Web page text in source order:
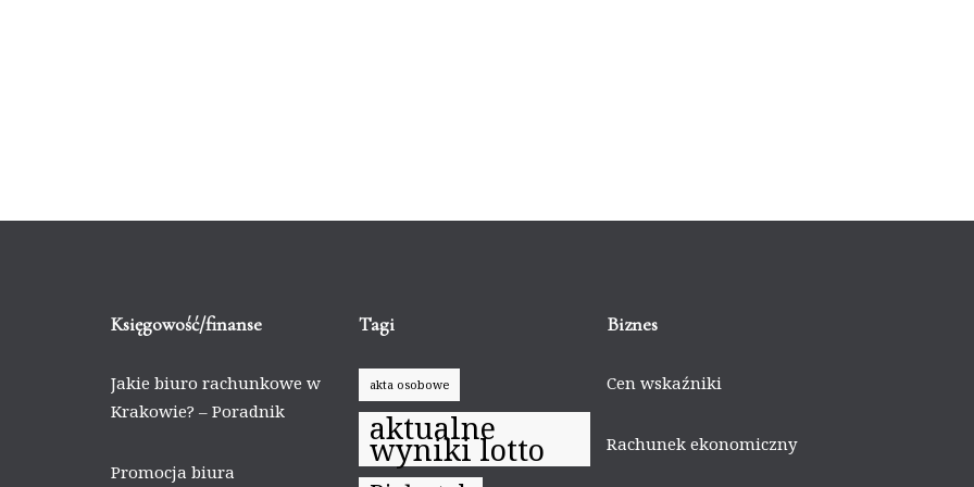
Księgowość/finanse
Jakie biuro rachunkowe w
Krakowie? – Poradnik
Promocja biura
Tagi
akta osobowe
aktualne
wyniki lotto
Biznes
Cen wskaźniki
Rachunek ekonomiczny